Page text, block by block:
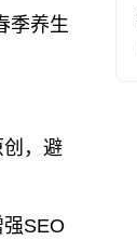
季养生
，避
SEO